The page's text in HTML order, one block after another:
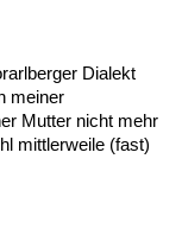
Dialekt
meiner
Mutter nicht mehr
mittlerweile (fast)